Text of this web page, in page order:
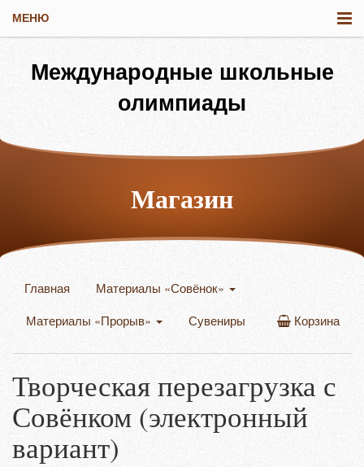
Международные школьные
олимпиады
МЕНЮ
Магазин
Главная
Материалы «Совёнок»
Материалы «Прорыв»
Сувениры Корзина
Творческая перезагрузка с
Совёнком (электронный
вариант)